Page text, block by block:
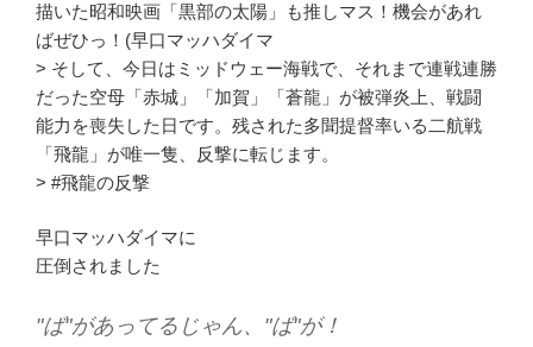
描いた昭和映画「黒部の太陽」も推しマス！機会があれ
ばぜひっ！(早口マッハダイマ
> そして、今日はミッドウェー海戦で、それまで連戦連勝
だった空母「赤城」「加賀」「蒼龍」が被弾炎上、戦闘
能力を喪失した日です。残された多聞提督率いる二航戦
「飛龍」が唯一隻、反撃に転じます。
> #飛龍の反撃
早口マッハダイマに
圧倒されました
"ば"があってるじゃん、"ば"が！